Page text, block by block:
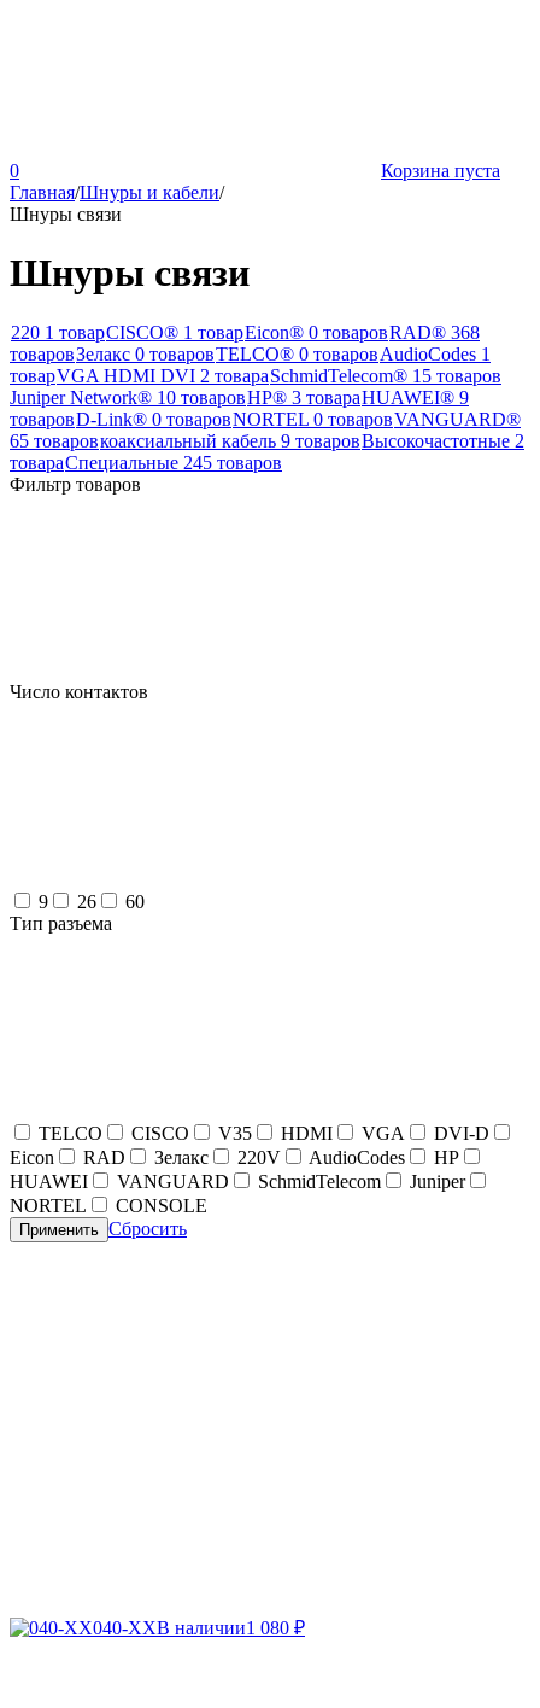
0
Корзина пуста
Главная/Шнуры и кабели/
Шнуры связи
Шнуры связи
220 1 товарCISCO® 1 товарEicon® 0 товаровRAD® 368
товаровЗелакс 0 товаровTELCO® 0 товаровAudioCodes 1
товарVGA HDMI DVI 2 товараSchmidTelecom® 15 товаров
Juniper Network® 10 товаровHP® 3 товараHUAWEI® 9
товаровD-Link® 0 товаровNORTEL 0 товаровVANGUARD®
65 товаровкоаксиальный кабель 9 товаровВысокочастотные 2
товараСпециальные 245 товаров
Фильтр товаров
Число контактов
9 26
60
Тип разъема
TELCO CISCO V35 HDMI VGA
DVI-D
Eicon
RAD Зелакс 220V AudioCodes
HP
HUAWEI
VANGUARD SchmidTelecom
Juniper
NORTEL
CONSOLE
Применить Сбросить
040-XXВ наличии1 080 ₽